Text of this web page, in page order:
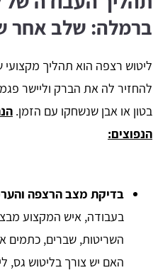
ברמלה: שלב אחר
ליטוש רצפה הוא תהליך
להחזיר לה את הברק וליישר
בטון או אבן שנשחקו עם הזמן.
הנפוצים:
בדיקת מצב הרצפה
בעבודה, איש המקצוע
השריטות, שברים, כתמים
האם יש צורך בליטוש גס,